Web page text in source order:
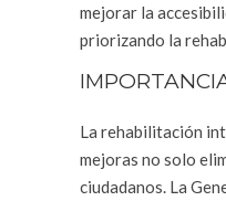
mejorar la
priorizando la
La rehabilitación
mejoras no solo
ciudadanos. La